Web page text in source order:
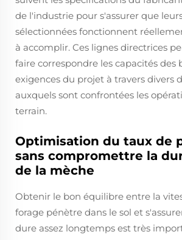
de l'industrie pour s'assurer que
sélectionnées fonctionnent
à accomplir. Ces lignes directrices
faire correspondre les capacités des
exigences du projet à travers divers
auxquels sont confrontées les
terrain.
Optimisation du taux de
sans compromettre la
de la mèche
Obtenir le bon équilibre entre la
forage pénètre dans le sol et
dure assez longtemps est très